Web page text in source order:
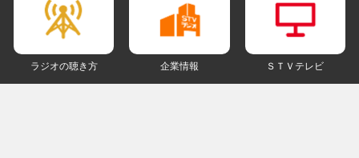
ラジオの聴き方 企業情報 ＳＴＶテレビ